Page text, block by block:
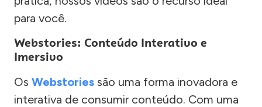
para você.
Webstories: Conteúdo Interativo e
Imersivo
Os Webstories são uma forma inovadora e
interativa de consumir conteúdo. Com uma